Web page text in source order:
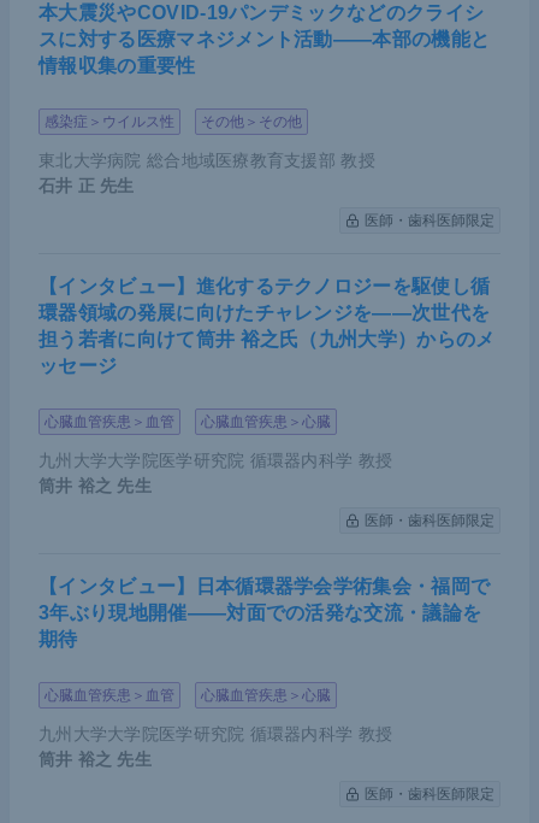
本大震災やCOVID-19パンデミックなどのクライシ
スに対する医療マネジメント活動――本部の機能と
情報収集の重要性
感染症＞ウイルス性 その他＞その他
東北大学病院 総合地域医療教育支援部 教授
石井 正 先生
医師・歯科医師限定
【インタビュー】進化するテクノロジーを駆使し循
環器領域の発展に向けたチャレンジを――次世代を
担う若者に向けて筒井 裕之氏（九州大学）からのメ
ッセージ
心臓血管疾患＞血管 心臓血管疾患＞心臓
九州大学大学院医学研究院 循環器内科学 教授
筒井 裕之 先生
医師・歯科医師限定
【インタビュー】日本循環器学会学術集会・福岡で
3年ぶり現地開催――対面での活発な交流・議論を
期待
心臓血管疾患＞血管 心臓血管疾患＞心臓
九州大学大学院医学研究院 循環器内科学 教授
筒井 裕之 先生
医師・歯科医師限定